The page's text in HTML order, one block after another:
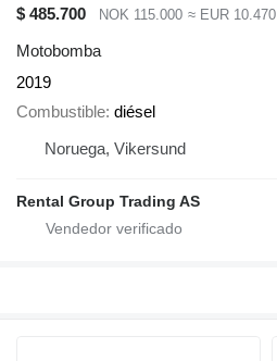
$ 485.700
NOK 115.000 ≈ EUR 10.470
Motobomba
2019
Combustible diésel
Noruega, Vikersund
Rental Group Trading AS